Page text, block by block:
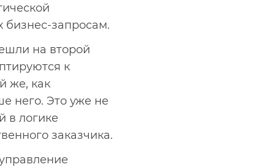
запросам.
на второй
к
же, как
него. Это уже не
в логике
заказчика.